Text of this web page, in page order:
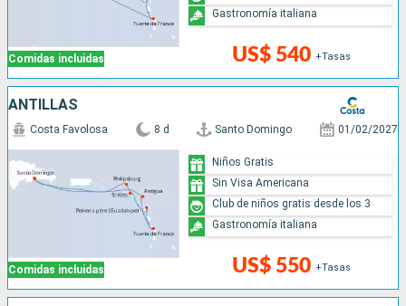
Comidas incluidas US$ 540 +Tasas
Gastronomía italiana
ANTILLAS
Comidas incluidas
Costa Favolosa 8 d Santo Domingo 01/02/2027
US$ 550 +Tasas
Niños Gratis
Sin Visa Americana
Club de niños gratis desde los 3
Gastronomía italiana